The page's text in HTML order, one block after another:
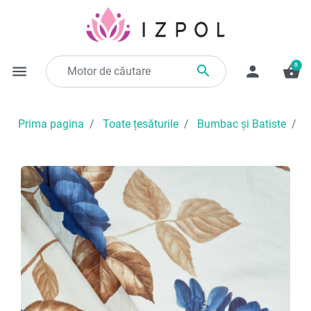
menu  person shopping_basket
0
Prima pagina Toate țesăturile Bumbac și Batiste